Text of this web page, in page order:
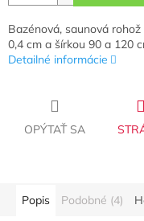
Bazénová, saunová
0,4 cm a šírkou 90 a 120
Detailné informácie
OPÝTAŤ SA
Popis Podobné (4)